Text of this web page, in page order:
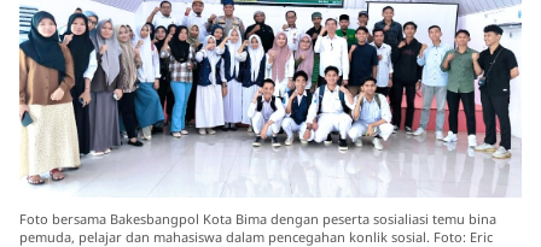
Foto bersama Bakesbangpol Kota Bima dengan peserta sosialiasi temu bina
pemuda, pelajar dan mahasiswa dalam pencegahan konlik sosial. Foto: Eric